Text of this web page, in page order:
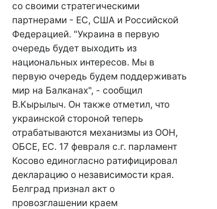
со своими стратегическими
партнерами - ЕС, США и Российской
Федерацией. "Украина в первую
очередь будет выходить из
национальных интересов. Мы в
первую очередь будем поддерживать
мир на Балканах", - сообщил
В.Кырылыч. Он также отметил, что
украинской стороной теперь
отрабатываются механизмы из ООН,
ОБСЕ, ЕС. 17 февраля с.г. парламент
Косово единогласно ратифицировал
декларацию о независимости края.
Белград признал акт о
провозглашении краем